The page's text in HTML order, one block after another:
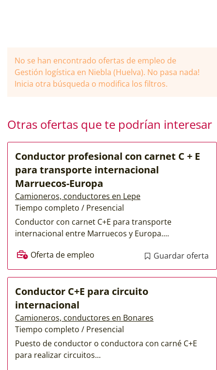
No se han encontrado ofertas de empleo de
Gestión logística en Niebla (Huelva). No pasa nada!
Inicia otra búsqueda o modifica los filtros.
Otras ofertas que te podrían interesar
Conductor profesional con carnet C + E
para transporte internacional
Marruecos-Europa
Camioneros, conductores en Lepe
Tiempo completo / Presencial
Conductor con carnet C+E para transporte
internacional entre Marruecos y Europa....
Oferta de empleo
Guardar oferta
Conductor C+E para circuito
internacional
Camioneros, conductores en Bonares
Tiempo completo / Presencial
Puesto de conductor o conductora con carné C+E
para realizar circuitos...